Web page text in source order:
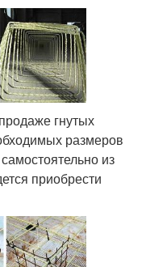
гнутых
размеров
из
приобрести